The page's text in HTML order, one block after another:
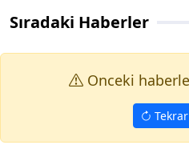
Sıradaki Haberler
Onceki